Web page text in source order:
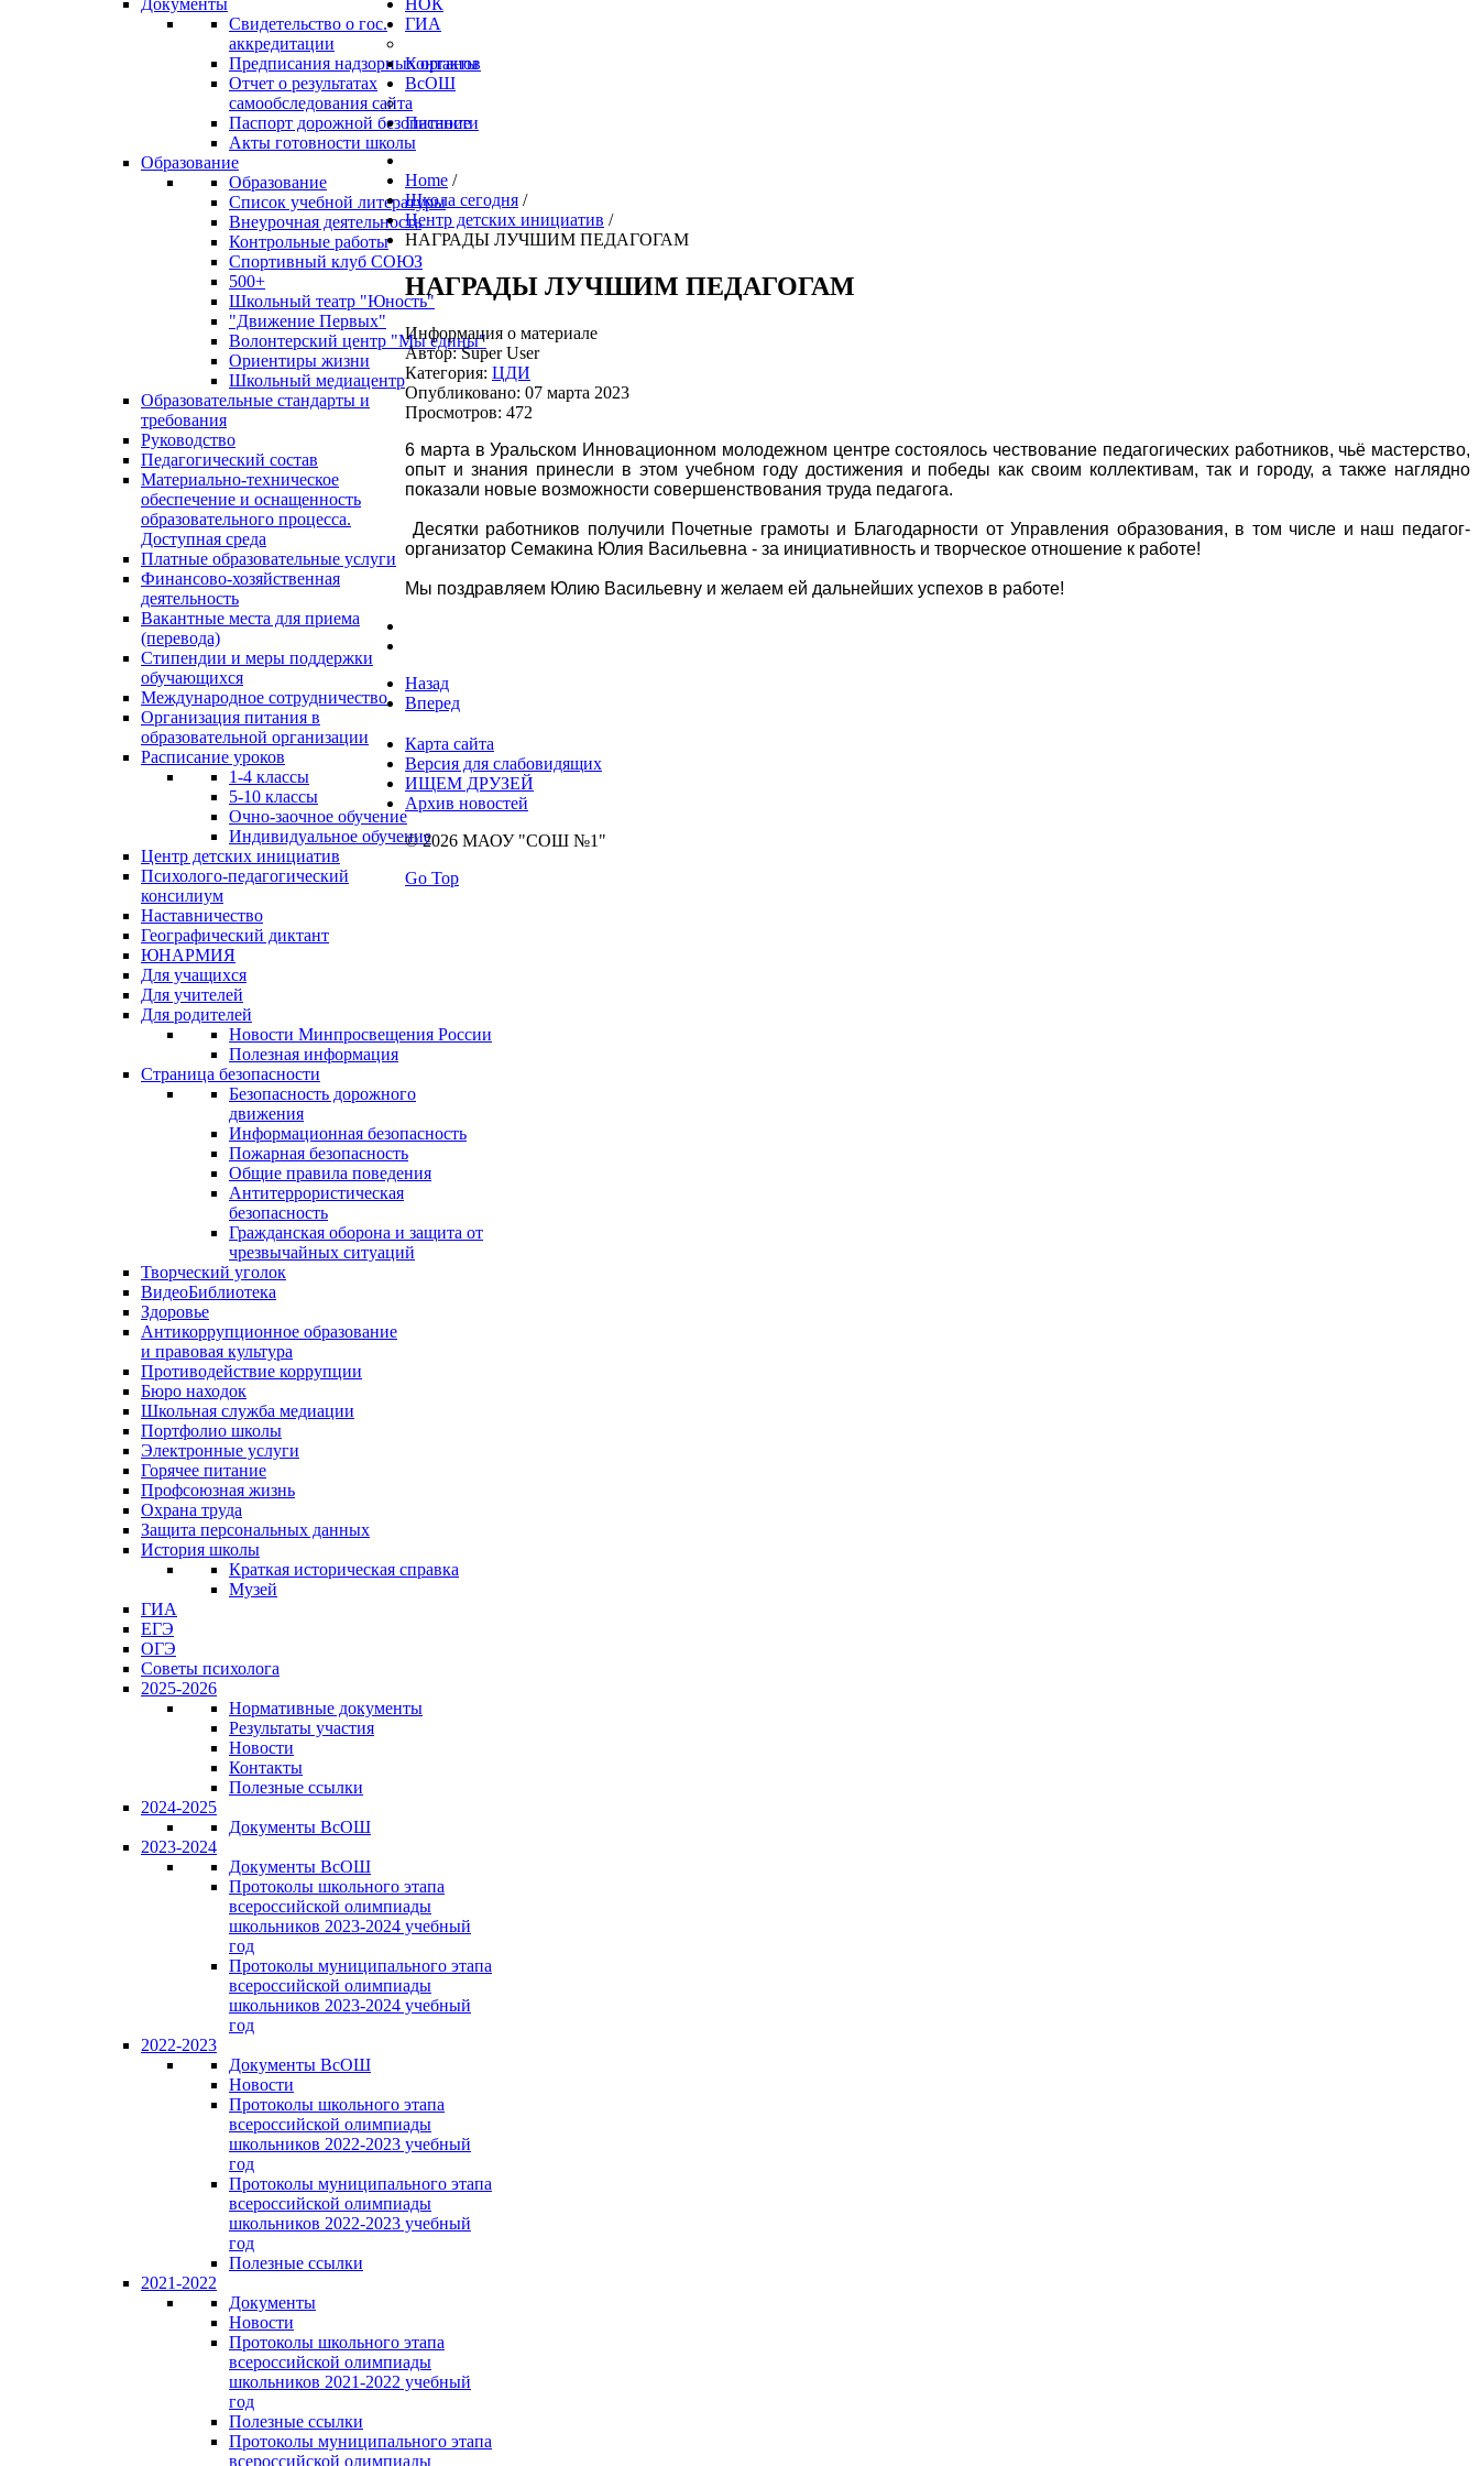
Документы
Свидетельство о гос.
аккредитации
Предписания надзорных органов
Отчет о результатах
самообследования сайта
Паспорт дорожной безопасности
Акты готовности школы
Образование
Образование
Список учебной литературы
Внеурочная деятельность
Контрольные работы
Спортивный клуб СОЮЗ
500+
Школьный театр "Юность"
"Движение Первых"
Волонтерский центр "Мы едины"
Ориентиры жизни
Школьный медиацентр
Образовательные стандарты и
требования
Руководство
Педагогический состав
Материально-техническое
обеспечение и оснащенность
образовательного процесса.
Доступная среда
Платные образовательные услуги
Финансово-хозяйственная
деятельность
Вакантные места для приема
(перевода)
Стипендии и меры поддержки
обучающихся
Международное сотрудничество
Организация питания в
образовательной организации
Расписание уроков
1-4 классы
5-10 классы
Очно-заочное обучение
Индивидуальное обучение
Центр детских инициатив
Психолого-педагогический
консилиум
Наставничество
Географический диктант
ЮНАРМИЯ
Для учащихся
Для учителей
Для родителей
Новости Минпросвещения России
Полезная информация
Страница безопасности
Безопасность дорожного
движения
Информационная безопасность
Пожарная безопасность
Общие правила поведения
Антитеррористическая
безопасность
Гражданская оборона и защита от
чрезвычайных ситуаций
Творческий уголок
ВидеоБиблиотека
Здоровье
Антикоррупционное образование
и правовая культура
Противодействие коррупции
Бюро находок
Школьная служба медиации
Портфолио школы
Электронные услуги
Горячее питание
Профсоюзная жизнь
Охрана труда
Защита персональных данных
История школы
Краткая историческая справка
Музей
НОК
ГИА
ГИА
ЕГЭ
ОГЭ
Советы психолога
Контакты
ВсОШ
2025-2026
Нормативные документы
Результаты участия
Новости
Контакты
Полезные ссылки
2024-2025
Документы ВсОШ
2023-2024
Документы ВсОШ
Протоколы школьного этапа
всероссийской олимпиады
школьников 2023-2024 учебный
год
Протоколы муниципального этапа
всероссийской олимпиады
школьников 2023-2024 учебный
год
2022-2023
Документы ВсОШ
Новости
Протоколы школьного этапа
всероссийской олимпиады
школьников 2022-2023 учебный
год
Протоколы муниципального этапа
всероссийской олимпиады
школьников 2022-2023 учебный
год
Полезные ссылки
2021-2022
Документы
Новости
Протоколы школьного этапа
всероссийской олимпиады
школьников 2021-2022 учебный
год
Полезные ссылки
Протоколы муниципального этапа
всероссийской олимпиады
Питание
Home /
Школа сегодня /
Центр детских инициатив /
НАГРАДЫ ЛУЧШИМ ПЕДАГОГАМ
НАГРАДЫ ЛУЧШИМ ПЕДАГОГАМ
Информация о материале
Автор:Super User
Категория: ЦДИ
Опубликовано: 07 марта 2023
Просмотров: 472
6 марта в Уральском Инновационном молодежном центре состоялось чествование педагогических работников, чьё мастерство,
опыт и знания принесли в этом учебном году достижения и победы как своим коллективам, так и городу, а также наглядно
показали новые возможности совершенствования труда педагога.
Десятки работников получили Почетные грамоты и Благодарности от Управления образования, в том числе и наш педагог-
организатор Семакина Юлия Васильевна - за инициативность и творческое отношение к работе!
Мы поздравляем Юлию Васильевну и желаем ей дальнейших успехов в работе!
Назад
Вперед
Карта сайта
Версия для слабовидящих
ИЩЕМ ДРУЗЕЙ
Архив новостей
© 2026 МАОУ "СОШ №1"
Go Top